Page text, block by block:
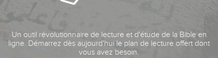
Un outil révolutionnaire de lecture et d'étude de la Bible en
ligne. Démarrez dès aujourd'hui le plan de lecture offert dont
vous avez besoin.